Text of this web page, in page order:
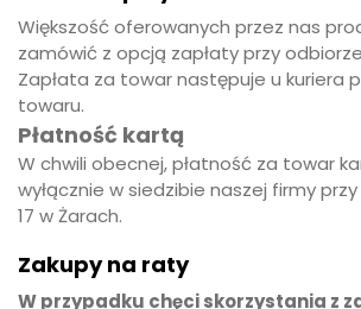
Większość oferowanych przez nas
zamówić z opcją zapłaty przy
Zapłata za towar następuje u kuriera
towaru.
Płatność kartą
W chwili obecnej, płatność za towar
wyłącznie w siedzibie naszej firmy
17 w Żarach.
Zakupy na raty
W przypadku chęci skorzystania z